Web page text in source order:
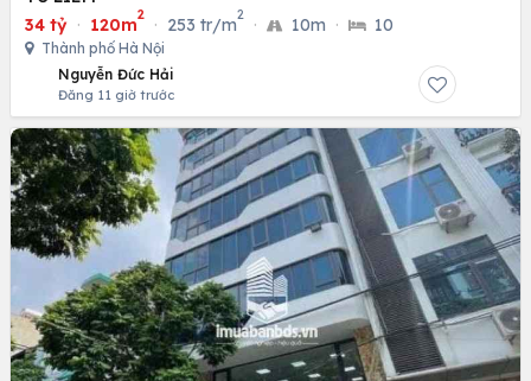
34 tỷ · 120m
2
· 253 tr/m
2
· 10m · 10
Thành phố Hà Nội
Nguyễn Đức Hải
Đăng 11 giờ trước